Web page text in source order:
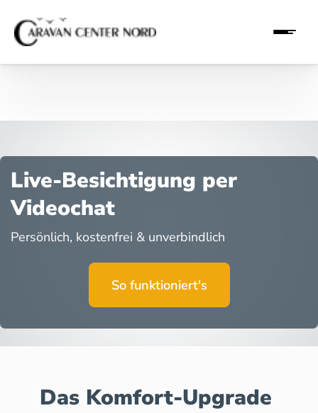
Live-Besichtigung per
Videochat
Persönlich, kostenfrei & unverbindlich
So funktioniert's
Das Komfort-Upgrade